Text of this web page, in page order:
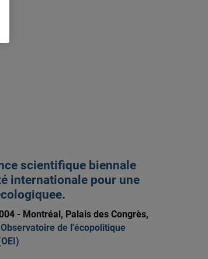
scientifique biennale
internationale pour une
- Montréal, Palais des Congrès,
Observatoire de l'écopolitique